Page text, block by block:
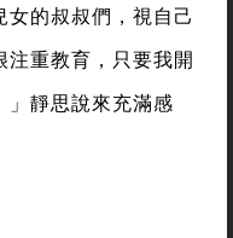
的叔叔們，視自己
重教育，只要我開
」靜思說來充滿感